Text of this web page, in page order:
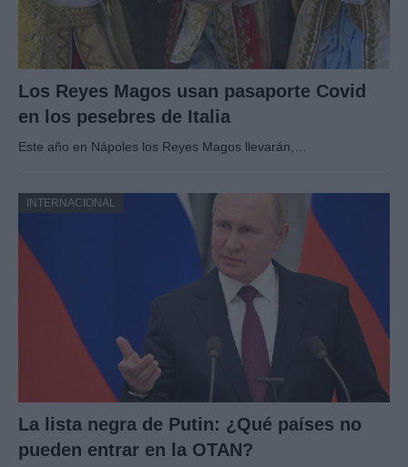
Los Reyes Magos usan pasaporte Covid
en los pesebres de Italia
Este año en Nápoles los Reyes Magos llevarán,…
INTERNACIONAL
La lista negra de Putin: ¿Qué países no
pueden entrar en la OTAN?